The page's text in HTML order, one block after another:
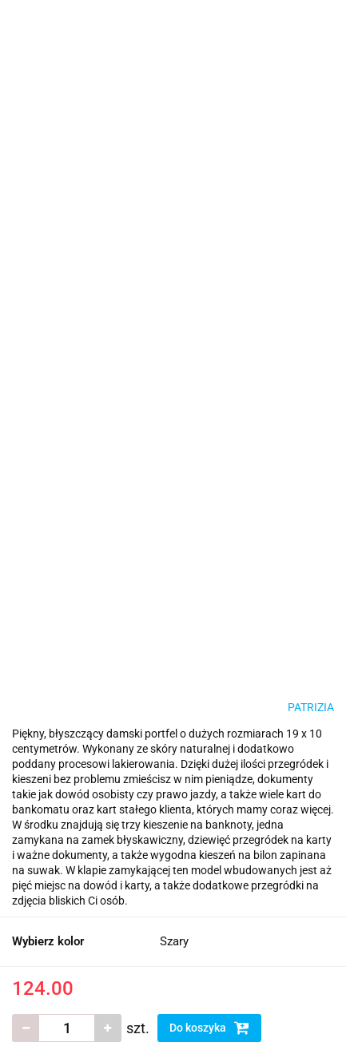
PATRIZIA
Piękny, błyszczący damski portfel o dużych rozmiarach 19 x 10
centymetrów. Wykonany ze skóry naturalnej i dodatkowo
poddany procesowi lakierowania. Dzięki dużej ilości przegródek i
kieszeni bez problemu zmieścisz w nim pieniądze, dokumenty
takie jak dowód osobisty czy prawo jazdy, a także wiele kart do
bankomatu oraz kart stałego klienta, których mamy coraz więcej.
W środku znajdują się trzy kieszenie na banknoty, jedna
zamykana na zamek błyskawiczny, dziewięć przegródek na karty
i ważne dokumenty, a także wygodna kieszeń na bilon zapinana
na suwak. W klapie zamykającej ten model wbudowanych jest aż
pięć miejsc na dowód i karty, a także dodatkowe przegródki na
zdjęcia bliskich Ci osób.
Wybierz kolor Szary
124.00
szt. Do koszyka